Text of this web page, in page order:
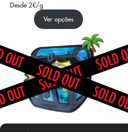
Desde 2€/g
Ver opções